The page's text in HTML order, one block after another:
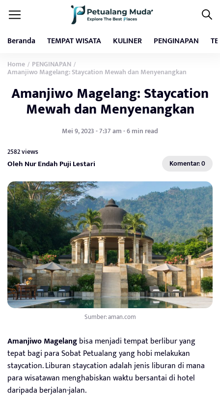
Beranda TEMPAT WISATA KULINER PENGINAPAN
Home / PENGINAPAN /
Amanjiwo Magelang: Staycation Mewah dan Menyenangkan
Amanjiwo Magelang: Staycation
Mewah dan Menyenangkan
Mei 9, 2023 - 7:37 am - 6 min read
2582 views
Oleh Nur Endah Puji Lestari Komentar: 0
Sumber: aman.com
Amanjiwo Magelangbisa menjadi tempat berlibur yang
tepat bagi para Sobat Petualang yang hobi melakukan
staycation. Liburan staycation adalah jenis liburan di mana
para wisatawan menghabiskan waktu bersantai di hotel
daripada berjalan-jalan.